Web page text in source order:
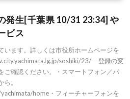
発生[千葉県 10/31 23:34] や
ビス
います。詳しくは市役所ホームページを
soshiki/23/ —登録の変
ご確認ください。・スマートフォン／パ
。
home・フィーチャーフォンを